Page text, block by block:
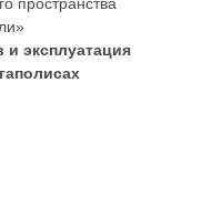
пространства
и эксплуатация